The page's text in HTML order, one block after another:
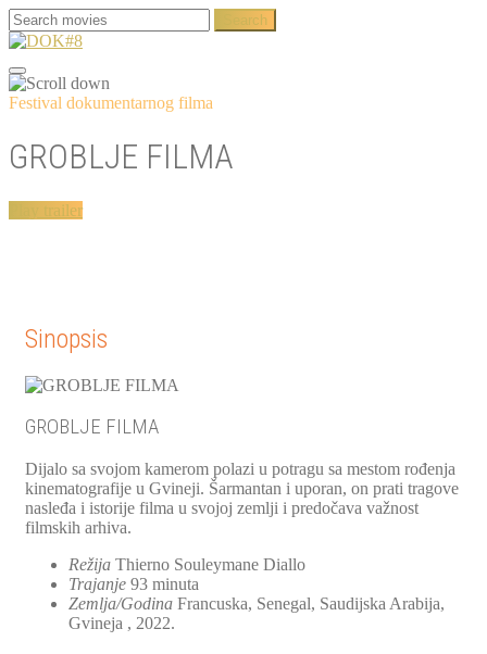
Festival dokumentarnog filma
GROBLJE FILMA
Play trailer
Sinopsis
GROBLJE FILMA
Dijalo sa svojom kamerom polazi u potragu sa mestom rođenja
kinematografije u Gvineji. Šarmantan i uporan, on prati tragove
nasleđa i istorije filma u svojoj zemlji i predočava važnost
filmskih arhiva.
Režija Thierno Souleymane Diallo
Trajanje 93 minuta
Zemlja/Godina Francuska, Senegal, Saudijska Arabija,
Gvineja , 2022.